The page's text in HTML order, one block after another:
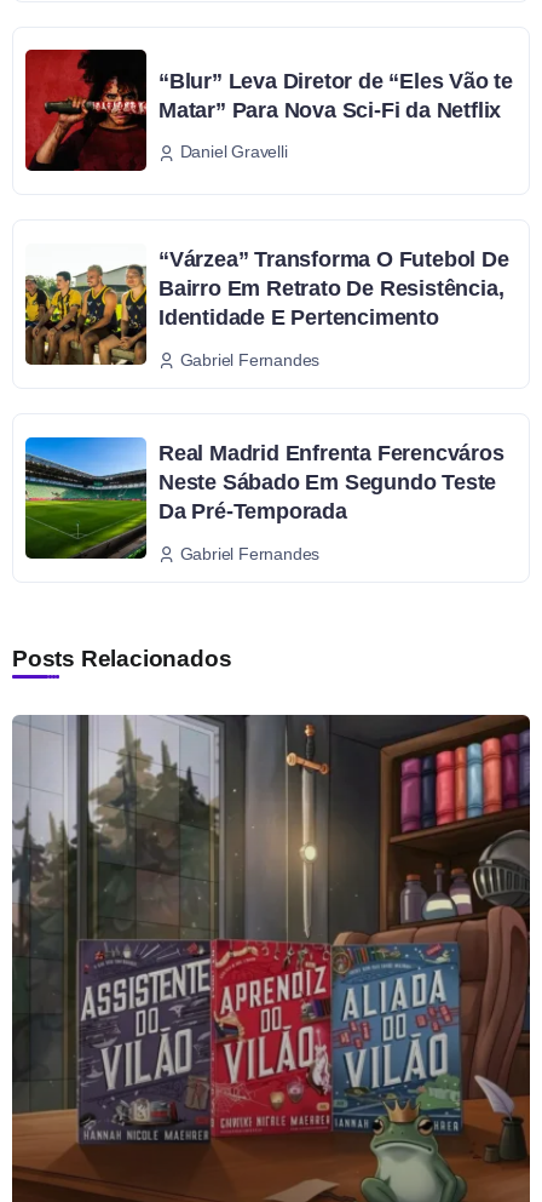
“Blur” Leva Diretor de “Eles Vão te
Matar” Para Nova Sci-Fi da Netflix
Daniel Gravelli
“Várzea” Transforma O Futebol De
Bairro Em Retrato De Resistência,
Identidade E Pertencimento
Gabriel Fernandes
Real Madrid Enfrenta Ferencváros
Neste Sábado Em Segundo Teste
Da Pré-Temporada
Gabriel Fernandes
Posts Relacionados